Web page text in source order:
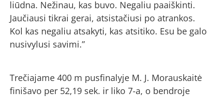
liūdna. Nežinau, kas buvo. Negaliu paaiškinti.
Jaučiausi tikrai gerai, atsistačiusi po atrankos.
Kol kas negaliu atsakyti, kas atsitiko. Esu be galo
nusivylusi savimi.”
Trečiajame 400 m pusfinalyje M. J. Morauskaitė
finišavo per 52,19 sek. ir liko 7-a, o bendroje